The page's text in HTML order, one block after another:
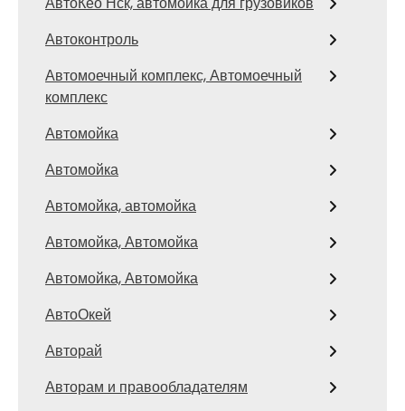
Автоконтроль
Автомоечный комплекс, Автомоечный
комплекс
Автомойка
Автомойка
Автомойка, автомойка
Автомойка, Автомойка
Автомойка, Автомойка
АвтоОкей
Авторай
Авторам и правообладателям